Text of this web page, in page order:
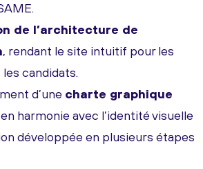
de l’architecture de
, rendant le site intuitif pour les
candidats.
d’une charte graphique
en harmonie avec l’identité visuelle
développée en plusieurs étapes